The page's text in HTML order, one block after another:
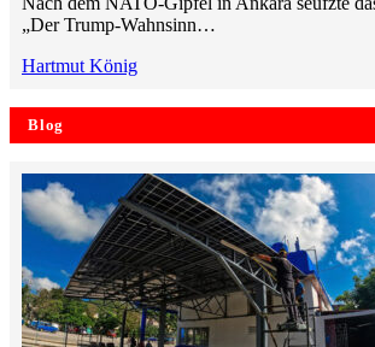
„Der Trump-Wahnsinn…
Hartmut König
Blog